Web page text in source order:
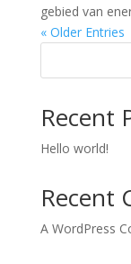
gebied van
« Older Entries
Recent
Hello world!
Recent
A WordPress